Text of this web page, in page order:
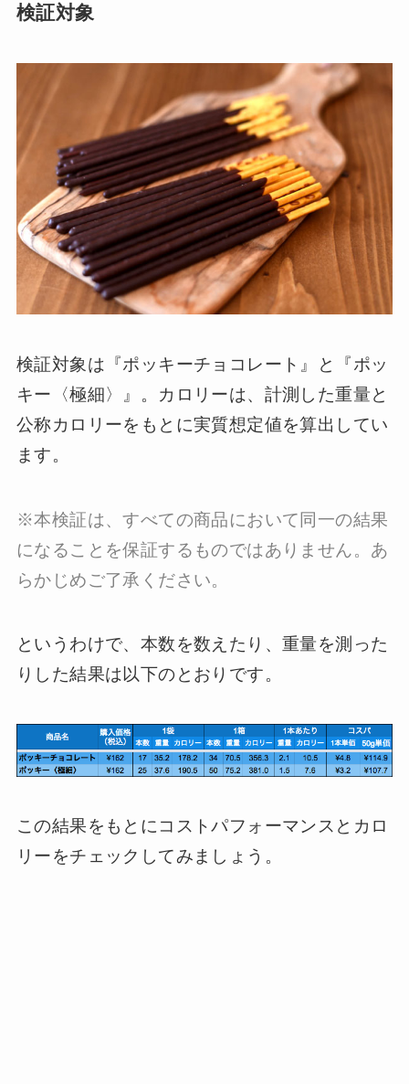
検証対象
検証対象は『ポッキーチョコレート』と『ポッ
キー〈極細〉』。カロリーは、計測した重量と
公称カロリーをもとに実質想定値を算出してい
ます。
※本検証は、すべての商品において同一の結果
になることを保証するものではありません。あ
らかじめご了承ください。
というわけで、本数を数えたり、重量を測った
りした結果は以下のとおりです。
この結果をもとにコストパフォーマンスとカロ
リーをチェックしてみましょう。